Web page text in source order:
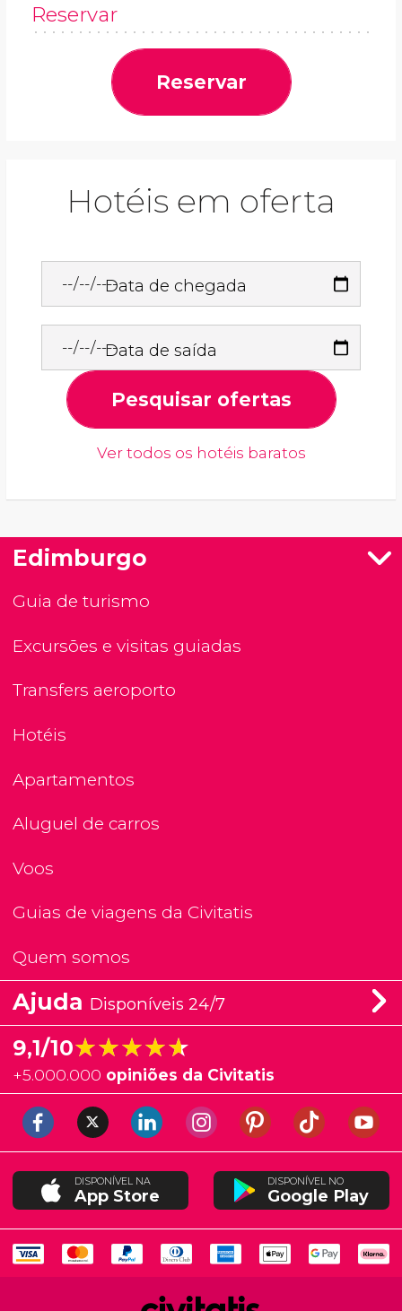
Reservar
Reservar
Hotéis em oferta
Data de chegada
Data de saída
Pesquisar ofertas
Ver todos os hotéis baratos
Edimburgo
Guia de turismo
Excursões e visitas guiadas
Transfers aeroporto
Hotéis
Apartamentos
Aluguel de carros
Voos
Guias de viagens da Civitatis
Quem somos
Ajuda Disponíveis 24/7
9,1/10★★★★★
★★★★★
+5.000.000 opiniões da Civitatis
DISPONÍVEL NA
App Store
DISPONÍVEL NO
Google Play